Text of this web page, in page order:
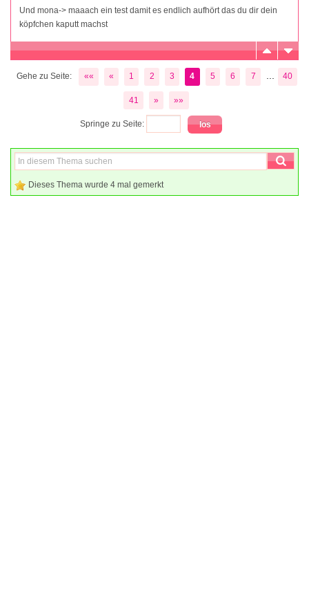
Und mona-> maaach ein test damit es endlich aufhört das du dir dein
köpfchen kaputt machst
Gehe zu Seite: «« « 1 2 3 4 5 6 7 ... 40
41 » »»
Springe zu Seite:
Dieses Thema wurde 4 mal gemerkt